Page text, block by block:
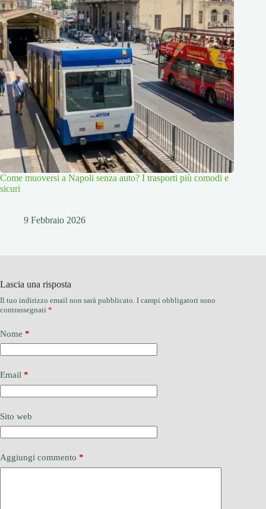
Come muoversi a Napoli senza auto? I trasporti più comodi e
sicuri
9 Febbraio 2026
Lascia una risposta
Il tuo indirizzo email non sarà pubblicato. I campi obbligatori sono
contrassegnati *
Nome *
Email *
Sito web
Aggiungi commento *